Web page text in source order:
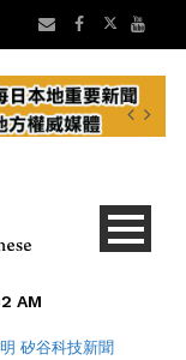
AM
矽谷科技新聞